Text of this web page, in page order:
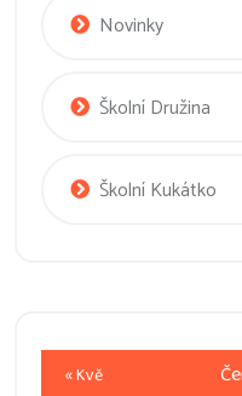
Novinky
Školní Družina
Školní Kukátko
« Kvě